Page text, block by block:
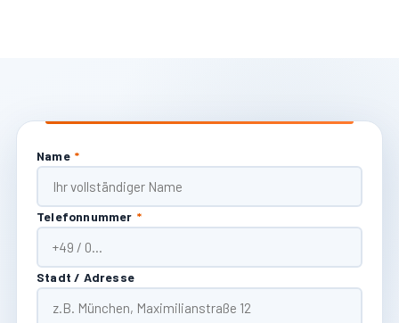
Name *
Telefonnummer *
Stadt / Adresse